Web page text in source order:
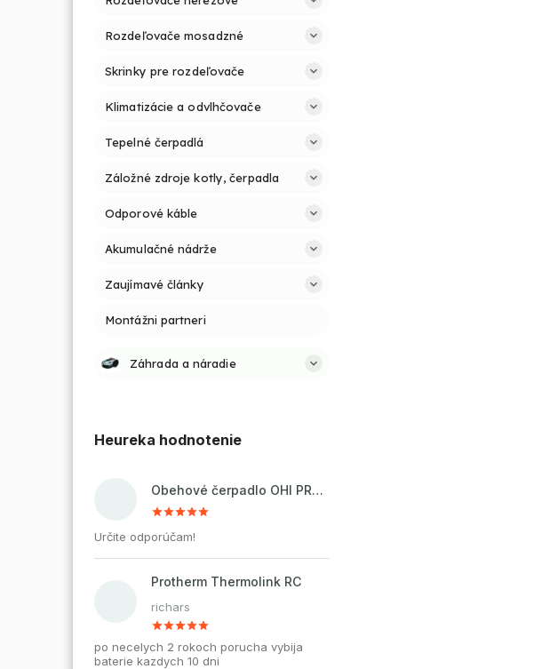
Rozdeľovače mosadzné
Skrinky pre rozdeľovače
Klimatizácie a odvlhčovače
Tepelné čerpadlá
Záložné zdroje kotly, čerpadla
Odporové káble
Akumulačné nádrže
Zaujímavé články
Montážni partneri
Záhrada a náradie
Heureka hodnotenie
Obehové čerpadlo OHI PRO 32-60/180 pre kúrenie a cirkuláciu vody
Určite odporúčam!
Protherm Thermolink RC
richars
po necelych 2 rokoch porucha vybija
baterie kazdych 10 dni